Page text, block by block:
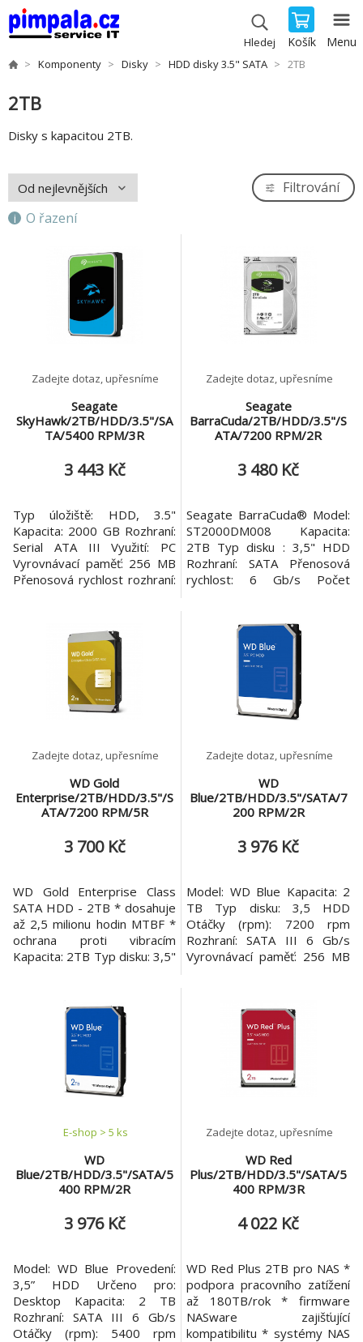
Hledej Košík Menu
Komponenty Disky HDD disky 3.5" SATA 2TB
2TB
Disky s kapacitou 2TB.
O řazení
Filtrování
Seagate
SkyHawk/2TB/HDD/3.5"/SA
TA/5400 RPM/3R
Zadejte dotaz, upřesníme
3 443 Kč
Typ úložiště: HDD, 3.5"
Kapacita: 2000 GB Rozhraní:
Serial ATA III Využití: PC
Vyrovnávací paměť: 256 MB
Přenosová rychlost rozhraní:
počet podporovaných kamer:
64 Start/stop cykly: 600000
Limit: 180 TB/rok Spotřeba:
3,7 W Provozní teplota: 0 -
60 °C Velikost: 101,6 x 20,2
Seagate
BarraCuda/2TB/HDD/3.5"/S
ATA/7200 RPM/2R
Zadejte dotaz, upřesníme
3 480 Kč
Seagate BarraCuda® Model:
ST2000DM008 Kapacita:
2TB Typ disku : 3,5" HDD
Rozhraní: SATA Přenosová
rychlost: 6 Gb/s Počet
Napájení(Včetně šumu): *5V
±5% *12V ±10% Provozní
teplota: 0-60°C Záruka: 24
měsíců Cykly příkazů
Load/Unload: 600 000
Pokročilé fo
WD Gold
Enterprise/2TB/HDD/3.5"/S
ATA/7200 RPM/5R
Zadejte dotaz, upřesníme
3 700 Kč
WD Gold Enterprise Class
SATA HDD - 2TB * dosahuje
až 2,5 milionu hodin MTBF *
ochrana proti vibracím
Kapacita: 2TB Typ disku: 3,5"
otáček: 7200 RPM
Vyrovnávací paměť: 128MB
147x101,6x26,1mmmm
Hmotnost: 640g Záruka: 5
let WD Gold pro rozh
WD
Blue/2TB/HDD/3.5"/SATA/7
200 RPM/2R
Zadejte dotaz, upřesníme
3 976 Kč
Model: WD Blue Kapacita: 2
TB Typ disku: 3,5 HDD
Otáčky (rpm): 7200 rpm
Rozhraní: SATA III 6 Gb/s
Vyrovnávací paměť: 256 MB
WD
Blue/2TB/HDD/3.5"/SATA/5
400 RPM/2R
E-shop > 5 ks
3 976 Kč
Model: WD Blue Provedení:
3,5” HDD Určeno pro:
Desktop Kapacita: 2 TB
Rozhraní: SATA III 6 Gb/s
Otáčky (rpm): 5400 rpm
WD Red
Plus/2TB/HDD/3.5"/SATA/5
400 RPM/3R
Zadejte dotaz, upřesníme
4 022 Kč
WD Red Plus 2TB pro NAS *
podpora pracovního zatížení
až 180TB/rok * firmware
NASware zajišťující
kompatibilitu * systémy NAS